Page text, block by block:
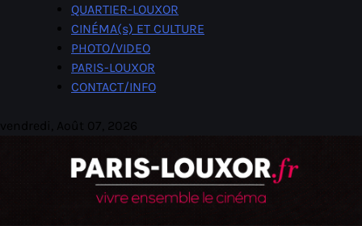
QUARTIER-LOUXOR
CINÉMA(s) ET CULTURE
PHOTO/VIDEO
PARIS-LOUXOR
CONTACT/INFO
vendredi, Août 07, 2026